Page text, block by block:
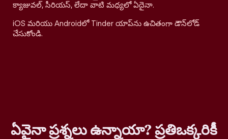
క్యాజువల్, సీరియస్, లేదా వాటి మధ్యలో ఏదైనా.
iOS మరియు Androidలో Tinder యాప్‌ను ఉచితంగా డౌన్‌లోడ్
చేసుకోండి.
ఏవైనా ప్రశ్నలు ఉన్నాయా? ప్రతిఒక్కరికీ